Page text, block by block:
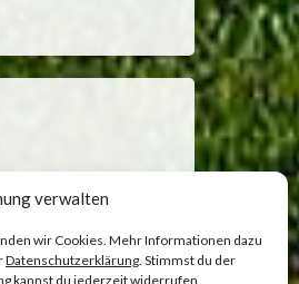
verwalten
wir Cookies. Mehr Informationen dazu
Datenschutzerklärung. Stimmst du der
kannst du jederzeit widerrufen.